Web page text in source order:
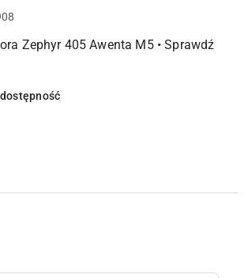
Zephyr 405 Awenta M5 • Sprawdź